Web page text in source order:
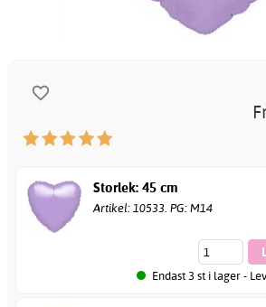
Storlek: 45 cm
Artikel: 10533. PG: M14
Endast 3 st i lager -